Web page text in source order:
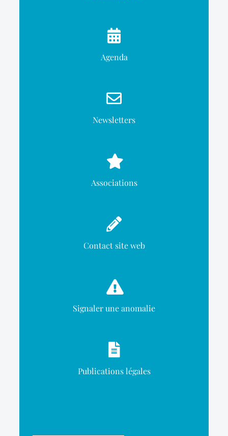
Agenda
Newsletters
Associations
Contact site web
Signaler une anomalie
Publications légales